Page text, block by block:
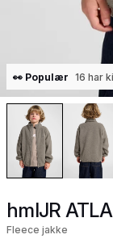
👀 Populær 16 har
hmlJR
Fleece jakke